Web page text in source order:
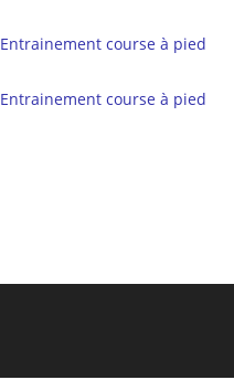
Entrainement course à pied
Entrainement course à pied